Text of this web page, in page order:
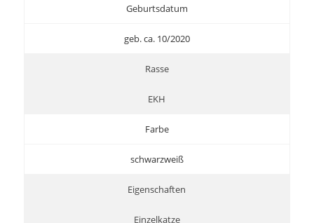
Geburtsdatum
geb. ca. 10/2020
Rasse
EKH
Farbe
schwarzweiß
Eigenschaften
Einzelkatze